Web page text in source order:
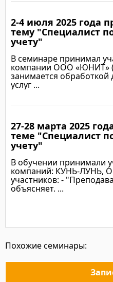
2-4 июля 2025 года
тему "Специалист
учету"
В семинаре принимал
компании ООО «ЮНИТ»
занимается
услуг ...
27-28 марта 2025
теме "Специалист
учету"
В обучении принимали
компаний: КУНЬ-ЛУНЬ,
участников: -
объясняет. ...
Похожие семинары: